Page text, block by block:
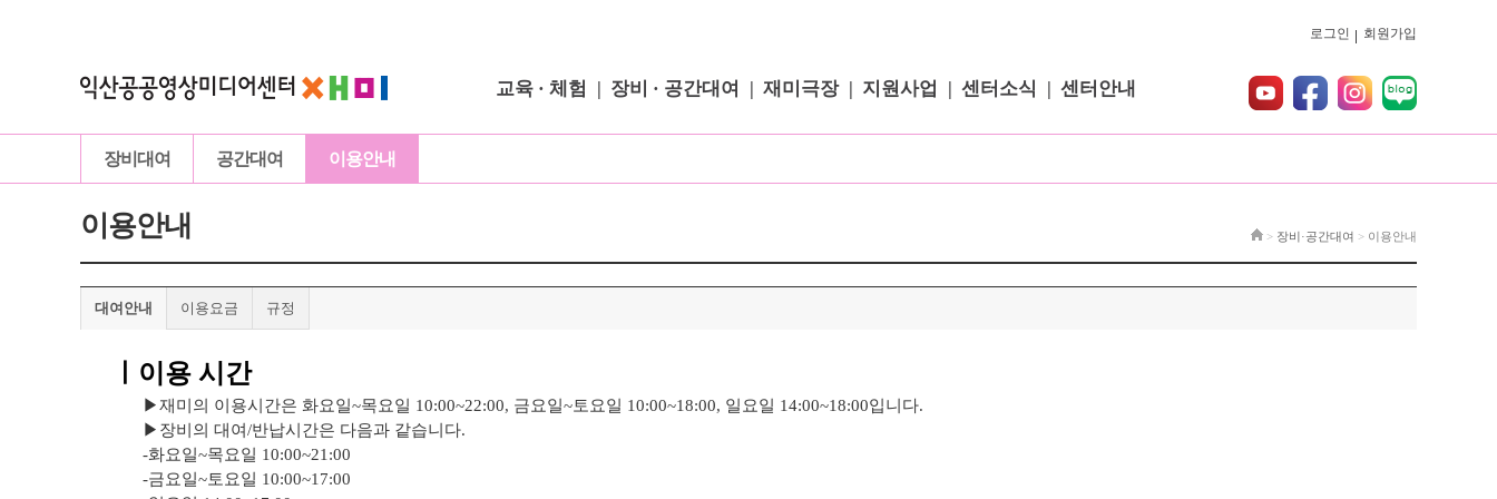
로그인 회원가입
교육 · 체험 장비 · 공간대여 재미극장 지원사업 센터소식 센터안내
장비대여 공간대여 이용안내
이용안내 > 장비·공간대여 > 이용안내
대여안내 이용요금 규정
ㅣ이용 시간
▶재미의 이용시간은 화요일~목요일 10:00~22:00, 금요일~토요일 10:00~18:00, 일요일 14:00~18:00입니다.
▶ 장비의 대여/반납시간은 다음과 같습니다.
-화요일~목요일 10:00~21:00
-금요일~토 요일 10:00~17:00